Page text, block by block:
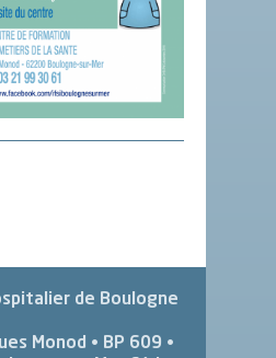
de Boulogne
Monod • BP 609 •